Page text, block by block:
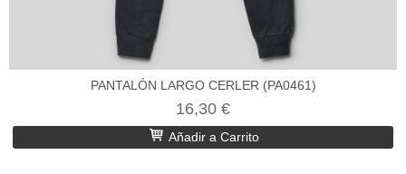
PANTALÓN LARGO CERLER (PA0461)
16,30 €
Añadir a Carrito